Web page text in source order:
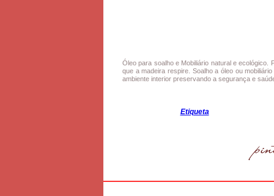
Óleo para soalho e Mobiliário natural e
que a madeira respire. Soalho a óleo ou
ambiente interior preservando a segurança e
Etiqueta